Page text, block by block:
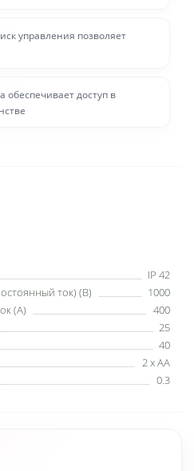
управления позволяет
обеспечивает доступ в
IP 42
ток) (В)
1000
(А)
400
25
40
2 x AA
0.3